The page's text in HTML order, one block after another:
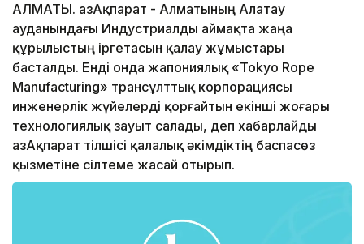
АЛМАТЫ. ҚазАқпарат - Алматының Алатау
ауданындағы Индустриалды аймақта жаңа
құрылыстың іргетасын қалау жұмыстары
басталды. Енді онда жапониялық «Tokyo Rope
Manufacturing» трансұлттық корпорациясы
инженерлік жүйелерді қорғайтын екінші жоғары
технологиялық зауыт салады, деп хабарлайды
ҚазАқпарат тілшісі қалалық әкімдіктің баспасөз
қызметіне сілтеме жасай отырып.